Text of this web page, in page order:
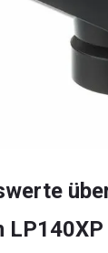
LP140XP